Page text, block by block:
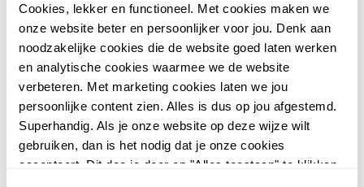
Cookies, lekker en functioneel. Met cookies maken we
onze website beter en persoonlijker voor jou. Denk aan
noodzakelijke cookies die de website goed laten werken
en analytische cookies waarmee we de website
verbeteren. Met marketing cookies laten we jou
persoonlijke content zien. Alles is dus op jou afgestemd.
Superhandig. Als je onze website op deze wijze wilt
gebruiken, dan is het nodig dat je onze cookies
accepteert. Dit doe je door op "Alles toestaan" te klikken.